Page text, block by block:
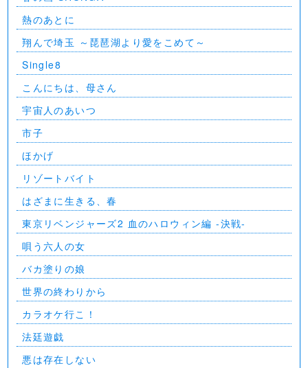
熱のあとに
翔んで埼玉 ～琵琶湖より愛をこめて～
Single8
こんにちは、母さん
宇宙人のあいつ
市子
ほかげ
リゾートバイト
はざまに生きる、春
東京リベンジャーズ2 血のハロウィン編 -決戦-
唄う六人の女
バカ塗りの娘
世界の終わりから
カラオケ行こ！
法廷遊戯
悪は存在しない